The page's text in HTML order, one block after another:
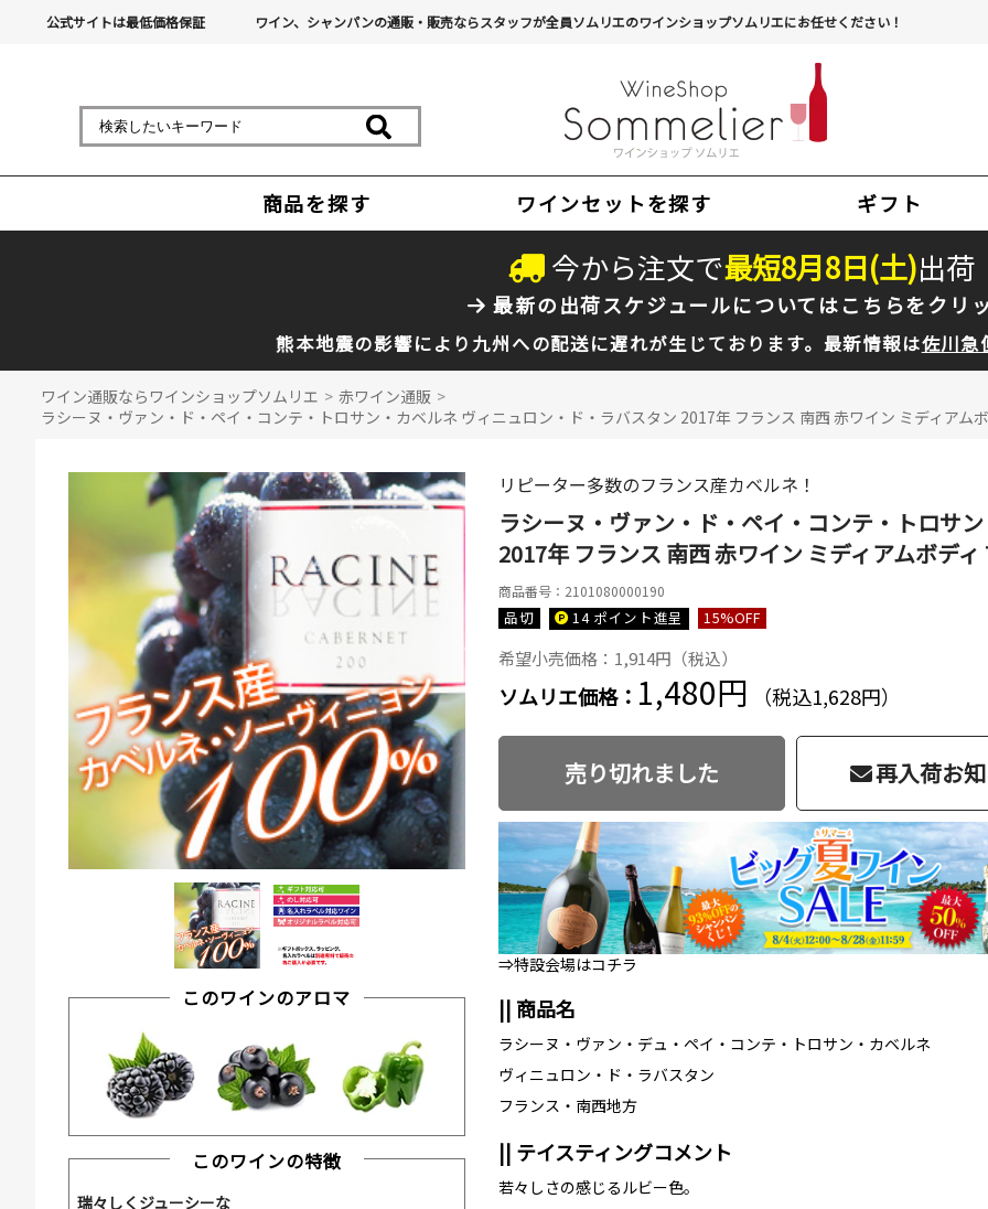
公式サイトは最低価格保証 ワイン、シャンパンの通販・販売ならスタッフが全員ソムリエのワインショップソムリエにお任せください！
商品を探す ワインセットを探す ギフト
今から注文で最短8月8日(土)出荷
最新の出荷スケジュールについてはこちらをクリ
熊本地震の影響により九州への配送に遅れが生じております。最新情報は佐川急
ワイン通販ならワインショップソムリエ > 赤ワイン通販 >
ラシーヌ・ヴァン・ド・ペイ・コンテ・トロサン・カベルネ ヴィニュロン・ド・ラバスタン 2017年 フランス 南西 赤ワイン ミディアム
このワインのアロマ
このワインの特徴
瑞々しくジューシーな
リピーター多数のフランス産カベルネ！
ラシーヌ・ヴァン・ド・ペイ・コンテ・トロサ
2017年 フランス 南西 赤ワイン ミディアムボデ
商品番号：2101080000190
品切 14 ポイント進呈 15%OFF
希望小売価格：1,914円（税込）
ソムリエ価格： 1,480円 （税込1,628円）
売り切れました 再入荷お
⇒特設会場はコチラ
|| 商品名
ラシーヌ・ヴァン・デュ・ペイ・コンテ・トロサン・カベルネ
ヴィニュロン・ド・ラバスタン
フランス・南西地方
|| テイスティングコメント
若々しさの感じるルビー色。